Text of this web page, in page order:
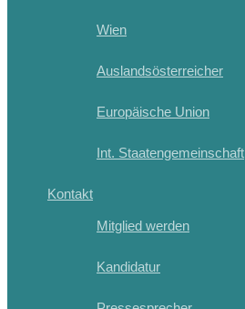
Wien
Auslandsösterreicher
Europäische Union
Int. Staatengemeinschaft
Kontakt
Mitglied werden
Kandidatur